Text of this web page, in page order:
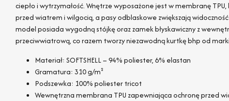
ciepło i wytrzymałość. Wnętrze wyposażone jest w membranę
przed wiatrem i wilgocią, a pasy odblaskowe zwiększają
model posiada wygodną stójkę oraz zamek błyskawiczny z
przeciwwiatrową, co razem tworzy niezawodną kurtkę bhp od marki
Materiał: SOFTSHELL – 94% poliester, 6% elastan
Gramatura: 310 g/m²
Podszewka: 100% poliester tricot
Wewnętrzna membrana TPU zapewniająca ochronę przed